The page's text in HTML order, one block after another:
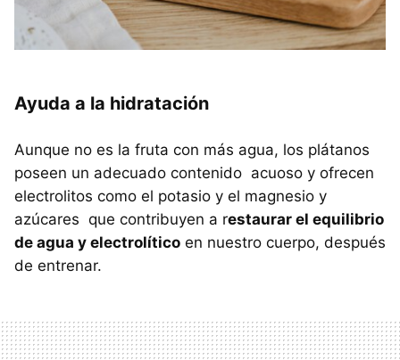
Ayuda a la hidratación
Aunque no es la fruta con más agua, los plátanos
poseen un adecuado contenido acuoso y ofrecen
electrolitos como el potasio y el magnesio y
azúcares que contribuyen a restaurar el equilibrio
de agua y electrolítico en nuestro cuerpo, después
de entrenar.